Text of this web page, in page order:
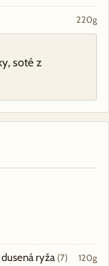
220g
soté z
ryža (7) 120g